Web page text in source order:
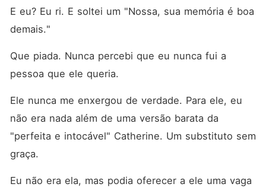
E eu? Eu ri. E soltei um "Nossa, sua memória é boa
demais."
Que piada. Nunca percebi que eu nunca fui a
pessoa que ele queria.
Ele nunca me enxergou de verdade. Para ele, eu
não era nada além de uma versão barata da
"perfeita e intocável" Catherine. Um substituto sem
graça.
Eu não era ela, mas podia oferecer a ele uma vaga